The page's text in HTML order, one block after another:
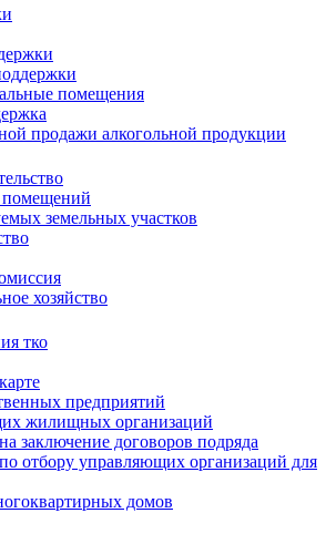
помещения
продажи алкогольной продукции
помещений
земельных участков
хозяйство
тко
предприятий
жилищных организаций
заключение договоров подряда
отбору управляющих организаций для
домов